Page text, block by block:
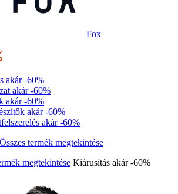
Fox
akár -60%
akár -60%
akár -60%
akár -60%
akár -60%
megtekintése Kiárusítás akár -60%